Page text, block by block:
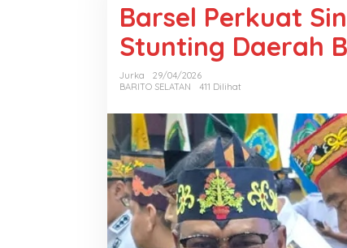
Barsel Perkuat
Stunting Daerah
Jurka
29/04/2026
BARITO SELATAN
411 Dilihat